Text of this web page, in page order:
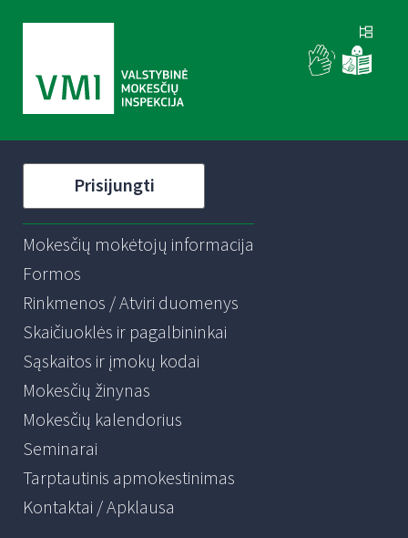
Prisijungti
Mokesčių mokėtojų informacija
Formos
Rinkmenos / Atviri duomenys
Skaičiuoklės ir pagalbininkai
Sąskaitos ir įmokų kodai
Mokesčių žinynas
Mokesčių kalendorius
Seminarai
Tarptautinis apmokestinimas
Kontaktai / Apklausa